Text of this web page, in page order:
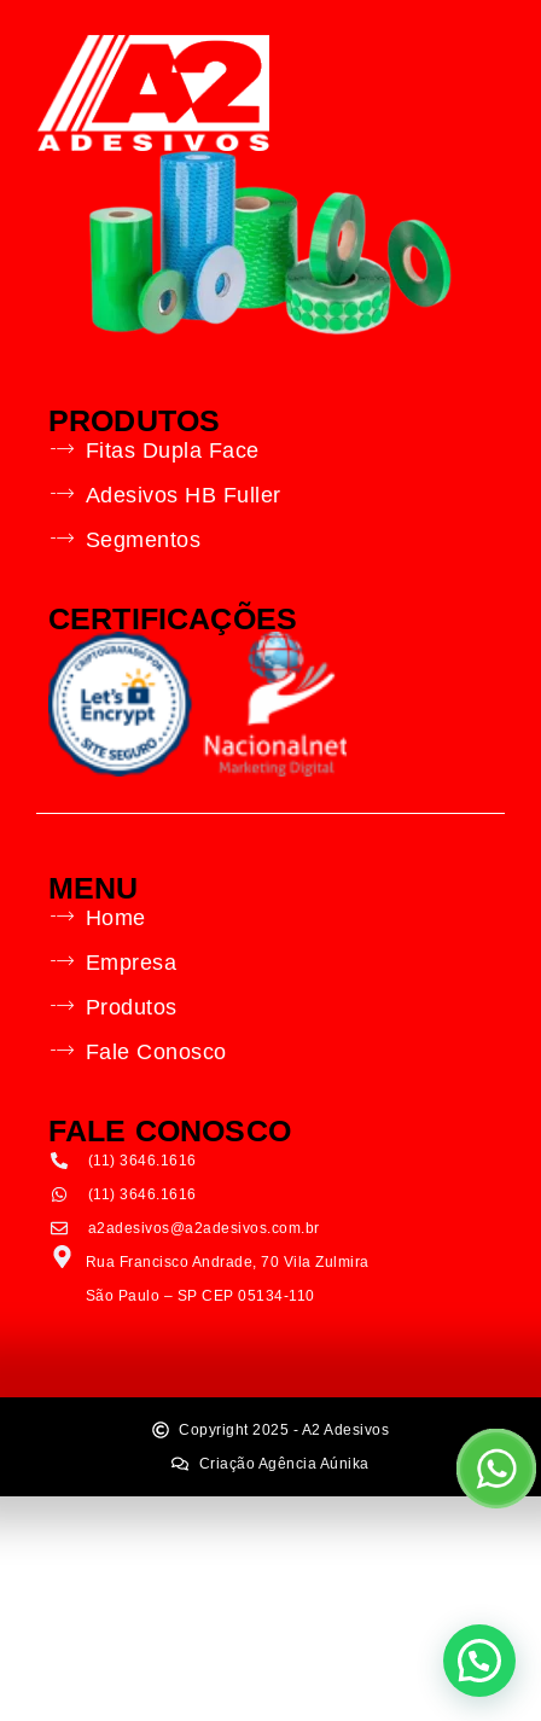
PRODUTOS
Fitas Dupla Face
Adesivos HB Fuller
Segmentos
CERTIFICAÇÕES
MENU
Home
Empresa
Produtos
Fale Conosco
FALE CONOSCO
(11) 3646.1616
(11) 3646.1616
a2adesivos@a2adesivos.com.br
Rua Francisco Andrade, 70 Vila Zulmira
São Paulo – SP CEP 05134-110
Copyright 2025 - A2 Adesivos
Criação Agência Aúnika